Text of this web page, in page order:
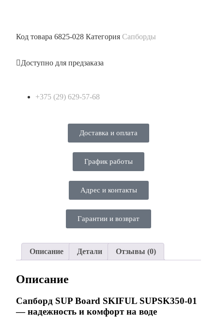
Код товара 6825-028 Категория Сапборды
Доступно для предзаказа
+375 (29) 629-57-68
Доставка и оплата
График работы
Адрес и контакты
Гарантии и возврат
Описание Детали Отзывы (0)
Описание
Сапборд SUP Board SKIFUL SUPSK350-01
— надежность и комфорт на воде